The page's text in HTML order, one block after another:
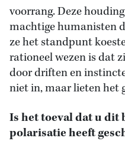
voorrang. Deze
machtige humanisten
ze het standpunt
rationeel wezen is dat
door driften en
niet in, maar lieten het
Is het toeval dat u dit
polarisatie heeft